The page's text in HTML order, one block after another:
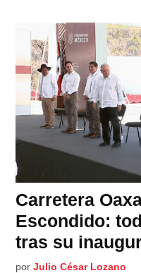
Carretera
Escondido:
tras su
por Julio César Lozano